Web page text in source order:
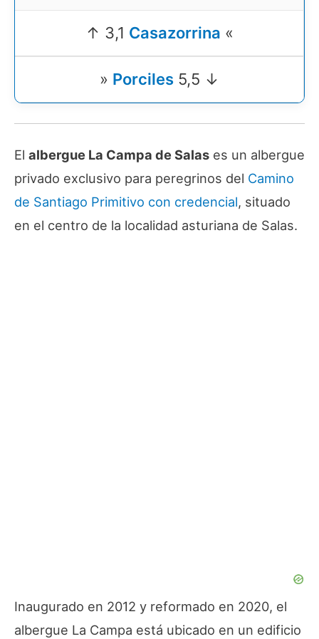
↑ 3,1 Casazorrina «
» Porciles5,5 ↓
El albergue La Campa de Salas es un albergue
privado exclusivo para peregrinos del Camino
de Santiago Primitivo con credencial, situado
en el centro de la localidad asturiana de Salas.
Inaugurado en 2012 y reformado en 2020, el
albergue La Campa está ubicado en un edificio